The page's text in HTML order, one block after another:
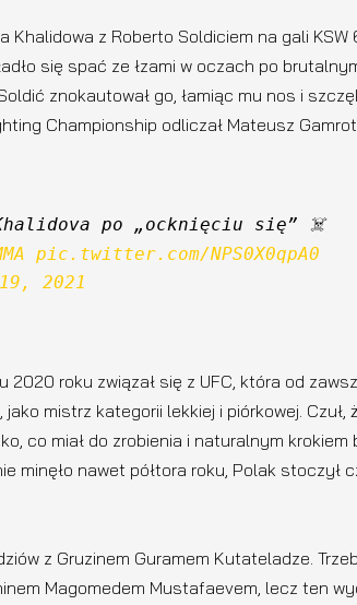
z Roberto Soldiciem na gali KSW
się spać ze łzami w oczach po
znokautował go, łamiąc mu nos i
Championship odliczał Mateusz
Potworny nokaut i krwotok Khalidova po „ocknięciu się” ☠️
pic.twitter.com/NPS0X0qpA0
2021
roku związał się z UFC, która od
mistrz kategorii lekkiej i piórkowej. Czuł,
co miał do zrobienia i naturalnym krokiem
minęło nawet półtora roku, Polak stoczył
z Gruzinem Guramem Kutateladze.
Magomedem Mustafaevem, lecz ten